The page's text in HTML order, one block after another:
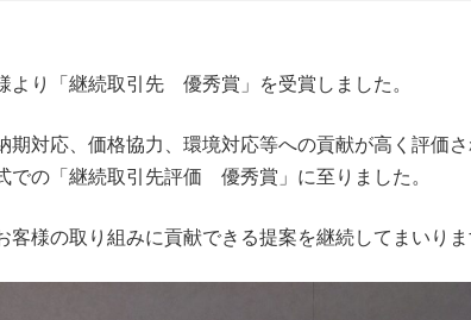
より「継続取引先 優秀賞」を受賞しました。
期対応、価格協力、環境対応等への貢献が高く評価さ
での「継続取引先評価 優秀賞」に至りました。
客様の取り組みに貢献できる提案を継続してまいりま